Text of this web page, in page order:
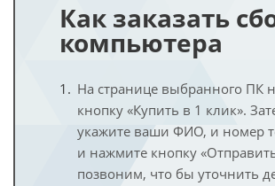
Как заказать
компьютера
На странице выбранного ПК
кнопку «Купить в 1 клик».
укажите ваши ФИО, и номер
и нажмите кнопку
позвоним, что бы уточнить